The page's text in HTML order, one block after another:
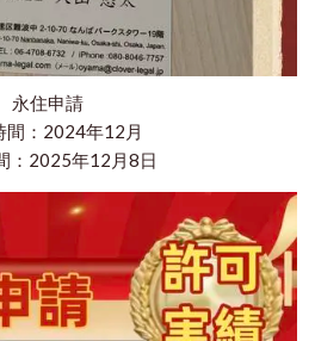
永住申請
間：2024年12月
：2025年12月8日